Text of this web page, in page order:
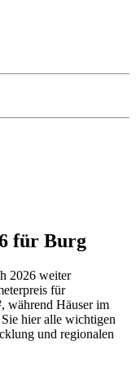
für Burg
2026 weiter
für
während Häuser im
hier alle wichtigen
und regionalen